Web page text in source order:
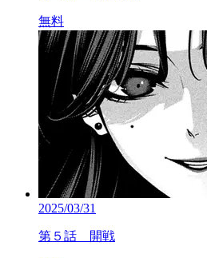
無料
2025/03/31
第５話 開戦